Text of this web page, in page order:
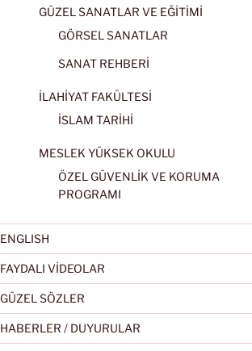
GÜZEL SANATLAR VE EĞİTİMİ
GÖRSEL SANATLAR
SANAT REHBERİ
İLAHİYAT FAKÜLTESİ
İSLAM TARİHİ
MESLEK YÜKSEK OKULU
ÖZEL GÜVENLİK VE KORUMA
PROGRAMI
ENGLISH
FAYDALI VİDEOLAR
GÜZEL SÖZLER
HABERLER / DUYURULAR